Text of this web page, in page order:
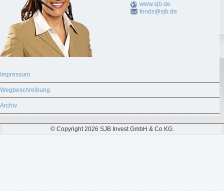
www.sjb.de
fonds@sjb.de
Impressum
Wegbeschreibung
Archiv
© Copyright 2026 SJB Invest GmbH & Co KG.